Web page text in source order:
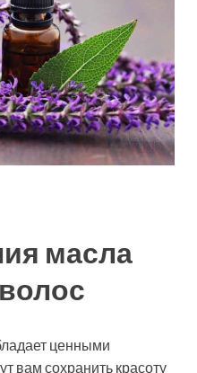
масла
ценными
вам сохранить красоту